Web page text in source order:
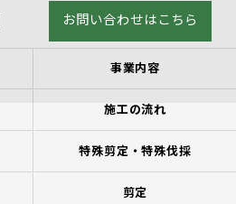
お問い合わせはこちら
事業内容
施工の流れ
特殊剪定・特殊伐採
剪定